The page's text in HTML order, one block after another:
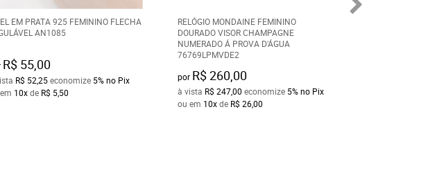
EM PRATA 925 FEMININO FLECHA
AN1085
R$ 55,00
R$ 52,25economize 5%no Pix
10xde R$ 5,50
RELÓGIO MONDAINE FEMININO
DOURADO VISOR CHAMPAGNE
NUMERADO Á PROVA D'ÁGUA
76769LPMVDE2
por R$ 260,00
à vista R$ 247,00 economize 5% no Pix
ou em 10xde R$ 26,00